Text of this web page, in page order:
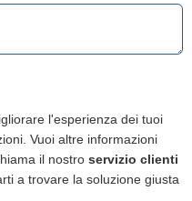
l'esperienza dei tuoi
Vuoi altre informazioni
il nostro servizio clienti
a trovare la soluzione giusta